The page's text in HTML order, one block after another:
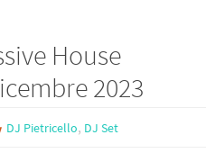
House
2023
DJ Pietricello, DJ Set